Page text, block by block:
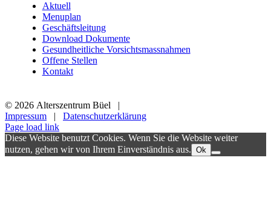
Aktuell
Menuplan
Geschäftsleitung
Download Dokumente
Gesundheitliche Vorsichtsmassnahmen
Offene Stellen
Kontakt
© 2026 Alterszentrum Büel |
Impressum | Datenschutzerklärung
Page load link
Diese Website benutzt Cookies. Wenn Sie die Website weiter
nutzen, gehen wir von Ihrem Einverständnis aus. Ok